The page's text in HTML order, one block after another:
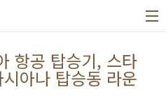
항공 탑승기, 스타
아나 탑승동 라운